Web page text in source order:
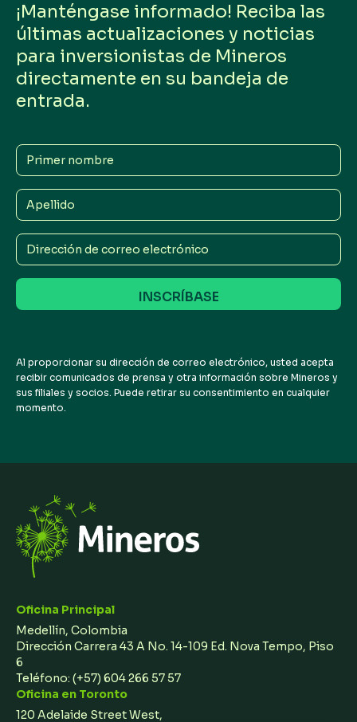
¡Manténgase informado! Reciba las
últimas actualizaciones y noticias
para inversionistas de Mineros
directamente en su bandeja de
entrada.
Primer
nombre
Apellido
Dirección
de
correo
electrónico
Al proporcionar su dirección de correo electrónico, usted acepta
recibir comunicados de prensa y otra información sobre Mineros y
sus filiales y socios. Puede retirar su consentimiento en cualquier
momento.
Oficina Principal
Medellín, Colombia
Dirección Carrera 43 A No. 14-109 Ed. Nova Tempo, Piso
6
Teléfono: (+57) 604 266 57 57
Oficina en Toronto
120 Adelaide Street West,